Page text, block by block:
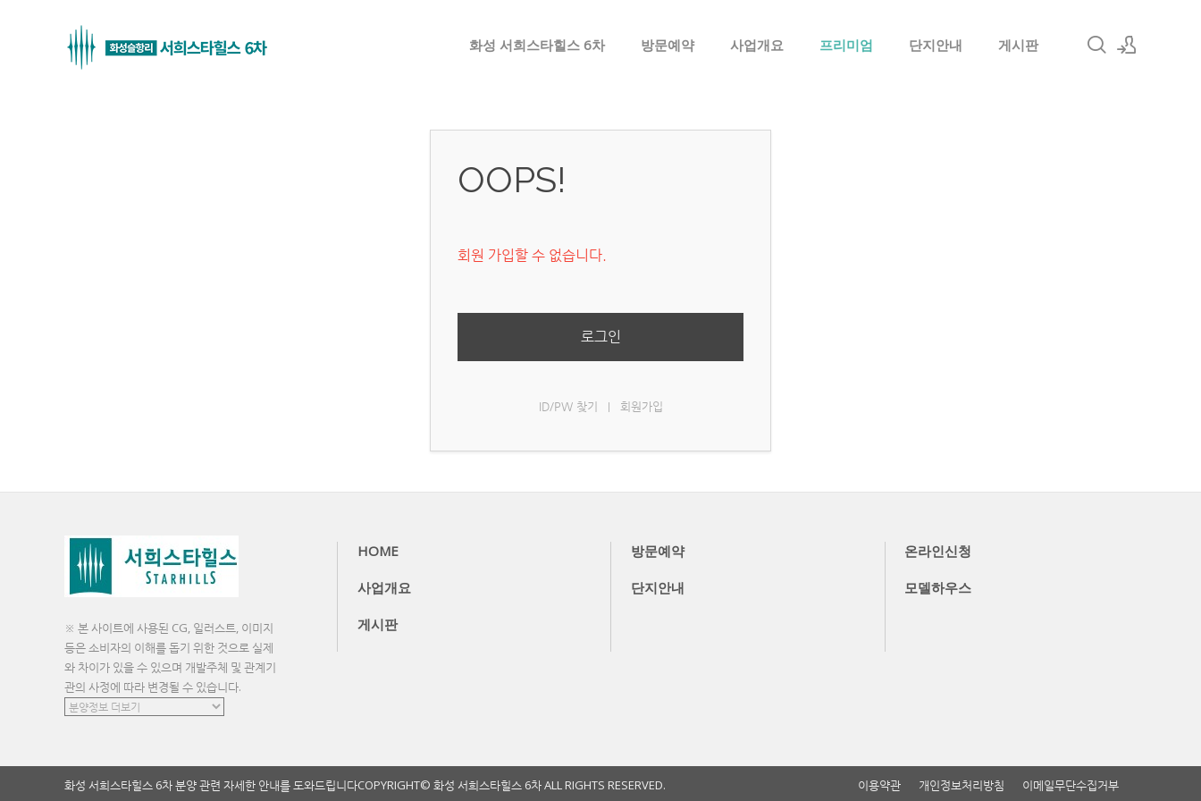
화성 서희스타힐스 6차 방문예약 사업개요 프리미엄 단지안내 게시판
OOPS!
회원 가입할 수 없습니다.
로그인
ID/PW 찾기 회원가입
※ 본 사이트에 사용된 CG, 일러스트, 이미지
등은 소비자의 이해를 돕기 위한 것으로 실제
와 차이가 있을 수 있으며 개발주체 및 관계기
관의 사정에 따라 변경될 수 있습니다.
HOME 방문예약 온라인신청
사업개요 단지안내 모델하우스
게시판
화성 서희스타힐스 6차 분양 관련 자세한 안내를 도와드립니다 이메일무단수집거부
개인정보처리방침
이용약관
COPYRIGHT© 화성 서희스타힐스 6차 ALL RIGHTS RESERVED.